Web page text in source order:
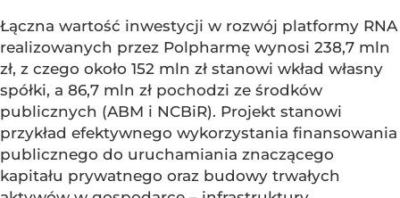
Łączna wartość inwestycji w rozwój platformy RNA
realizowanych przez Polpharmę wynosi 238,7 mln
zł, z czego około 152 mln zł stanowi wkład własny
spółki, a 86,7 mln zł pochodzi ze środków
publicznych (ABM i NCBiR). Projekt stanowi
przykład efektywnego wykorzystania finansowania
publicznego do uruchamiania znaczącego
kapitału prywatnego oraz budowy trwałych